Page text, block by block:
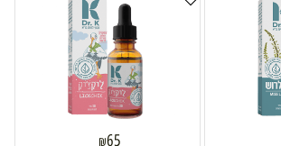
₪65